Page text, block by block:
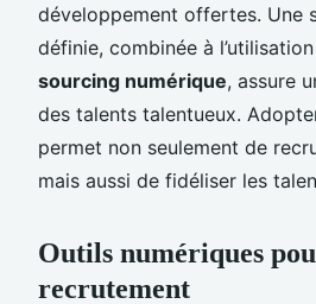
développement offertes. Une
définie, combinée à
sourcing numérique, assure
des talents talentueux.
permet non seulement de
mais aussi de fidéliser les
Outils numériques
recrutement